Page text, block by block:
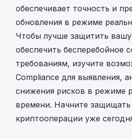
обеспечивает точность и
обновления в режиме
Чтобы лучше защитить
обеспечить бесперебойное
требованиям, изучите
Compliance для выявления,
снижения рисков в режиме
времени. Начните
криптооперации уже